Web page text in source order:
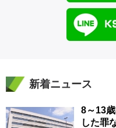
新着ニュース
8～13
した罪